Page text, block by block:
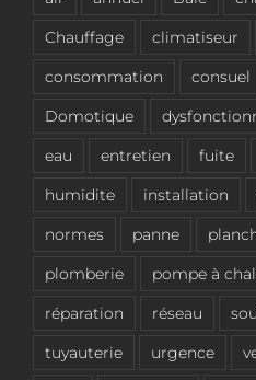
Chauffage
climatiseur
consommation
consuel
Domotique
eau
entretien fuite
humidite
installation
normes
panne
plomberie
pompe à
réparation
réseau
tuyauterie
urgence